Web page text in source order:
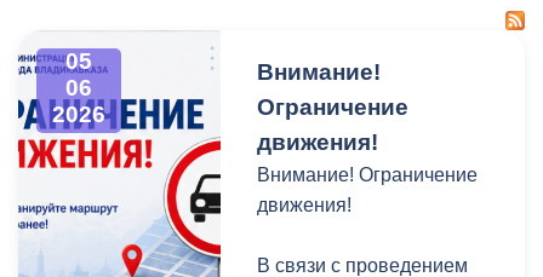
05
06
2026
Внимание!
Ограничение
движения!
Внимание! Ограничение
движения!
В связи с проведением